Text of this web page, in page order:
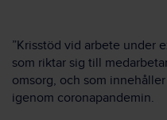
”Krisstöd vid arbete under
som riktar sig till
omsorg, och som
igenom coronapandemin.